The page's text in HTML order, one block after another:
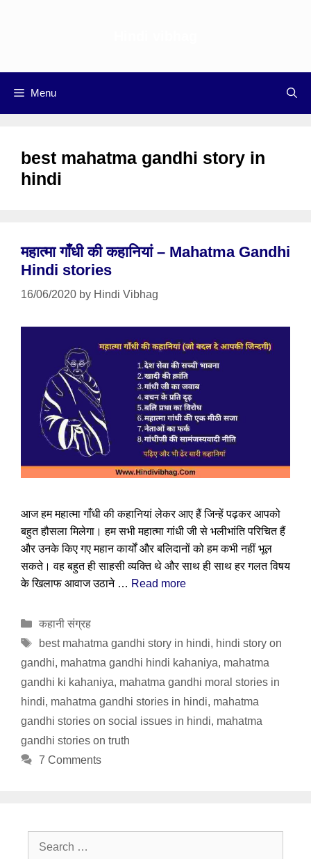
Menu
best mahatma gandhi story in
hindi
महात्मा गाँधी की कहानियां – Mahatma Gandhi
Hindi stories
16/06/2020 by Hindi Vibhag
आज हम महात्मा गाँधी की कहानियां लेकर आए हैं जिन्हें पढ़कर आपको
बहुत हौसला मिलेगा। हम सभी महात्मा गांधी जी से भलीभांति परिचित हैं
और उनके किए गए महान कार्यों और बलिदानों को हम कभी नहीं भूल
सकते। वह बहुत ही साहसी व्यक्ति थे और साथ ही साथ हर गलत विषय
के खिलाफ आवाज उठाने … Read more
Categories
कहानी संग्रह
Tags
best mahatma gandhi story in hindi, hindi story on
gandhi, mahatma gandhi hindi kahaniya, mahatma
gandhi ki kahaniya, mahatma gandhi moral stories in
hindi, mahatma gandhi stories in hindi, mahatma
gandhi stories on social issues in hindi, mahatma
gandhi stories on truth
7 Comments
Search